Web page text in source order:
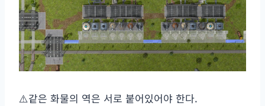
⚠️같은 화물의 역은 서로 붙어있어야 한다.